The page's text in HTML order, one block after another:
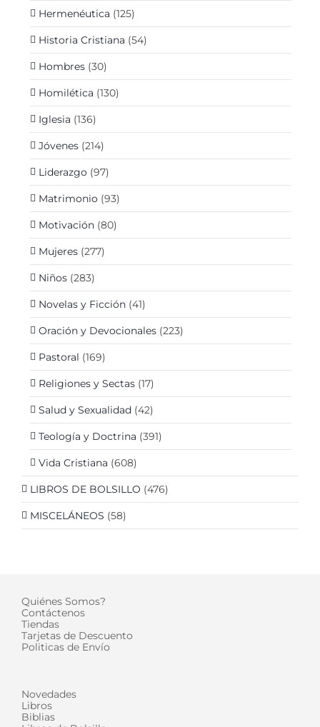
Hermenéutica (125)
Historia Cristiana (54)
Hombres (30)
Homilética (130)
Iglesia (136)
Jóvenes (214)
Liderazgo (97)
Matrimonio (93)
Motivación (80)
Mujeres (277)
Niños (283)
Novelas y Ficción (41)
Oración y Devocionales (223)
Pastoral (169)
Religiones y Sectas (17)
Salud y Sexualidad (42)
Teología y Doctrina (391)
Vida Cristiana (608)
LIBROS DE BOLSILLO (476)
MISCELÁNEOS (58)
Quiénes Somos?
Contáctenos
Tiendas
Tarjetas de Descuento
Politicas de Envío
Novedades
Libros
Biblias